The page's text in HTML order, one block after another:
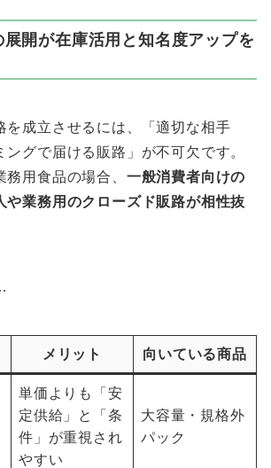
開が在庫活用と知名度アップを
を成立させるには、「適切な相手
ングで届ける販路」が不可欠です。
用食品の場合、 一般消費者向けの
や業務用のクローズド販路が相性抜
メリット 向いている商品
単価よりも「安
定供給」と「条
件」が重視され
やすい
大容量・規格外
パック